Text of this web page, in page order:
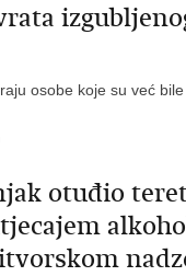
osobe koje su već
otuđio